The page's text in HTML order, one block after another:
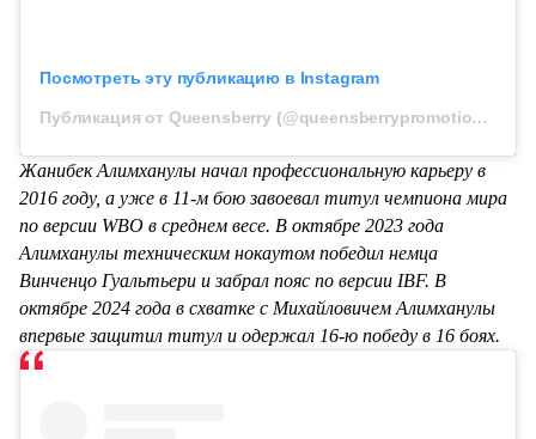
Посмотреть эту публикацию в Instagram
Публикация от Queensberry (@queensberrypromotions)
Жанибек Алимханулы начал профессиональную карьеру в
2016 году, а уже в 11-м бою завоевал титул чемпиона мира
по версии WBO в среднем весе. В октябре 2023 года
Алимханулы техническим нокаутом победил немца
Винченцо Гуальтьери и забрал пояс по версии IBF. В
октябре 2024 года в схватке с Михайловичем Алимханулы
впервые защитил титул и одержал 16-ю победу в 16 боях.